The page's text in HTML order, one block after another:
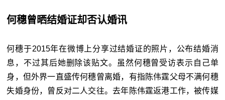
何穗曾晒结婚证却否认婚讯
何穗于2015年在微博上分享过结婚证的照片，公布结婚消
息，不过其后她删除该贴文。虽然何穗曾受访表示自己单
身，但外界一直盛传何穗曾离婚，有指陈伟霆父母不满何穗
失婚身份，曾反对二人交往。去年陈伟霆返港工作，被传媒